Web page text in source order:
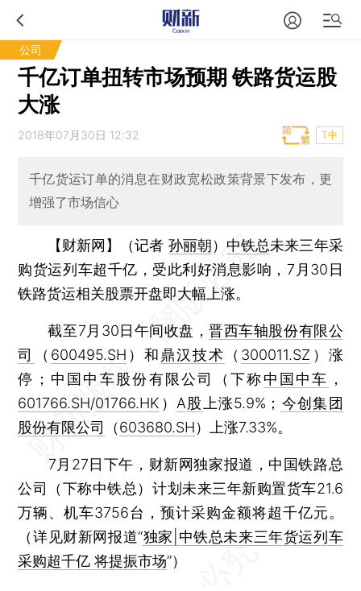
公司
千亿订单扭转市场预期 铁路货运股
大涨
2018年07月30日 12:32 T中
千亿货运订单的消息在财政宽松政策背景下发布，更
增强了市场信心
【财新网】（记者 孙丽朝） 中铁总未来三年采
购货运列车超千亿，受此利好消息影响，7月30日
铁路货运相关股票开盘即大幅上涨。
截至7月30日午间收盘，晋西车轴股份有限公
司
（ 600495.SH ）和鼎汉技术 （ 300011.SZ ）涨
停；中国中车股份有限公司（下称中国中车 ，
601766.SH/01766.HK ） A股 上涨5.9%； 今创集团
股份有限公司
（603680.SH）上涨7.33%。
7月27日下午，财新网独家报道，中国铁路总
公司（下称中铁总）计划未来三年新购置货车21.6
万辆、机车3756台，预计采购金额将超千亿元。
（详见财新网报道“独家|中铁总未来三年货运列车
采购超千亿 将提振市场”）